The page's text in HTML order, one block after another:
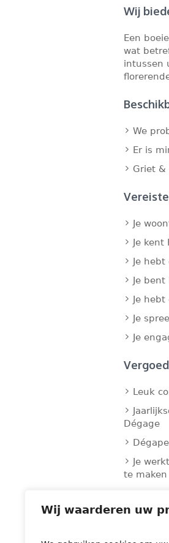
Wij waarderen uw
Wij
Een
wat
intussen
We
Er is
Griet &
Je
Je
Je
Je
Je
Je
Je
Leuk
Dégage
Je
te maken